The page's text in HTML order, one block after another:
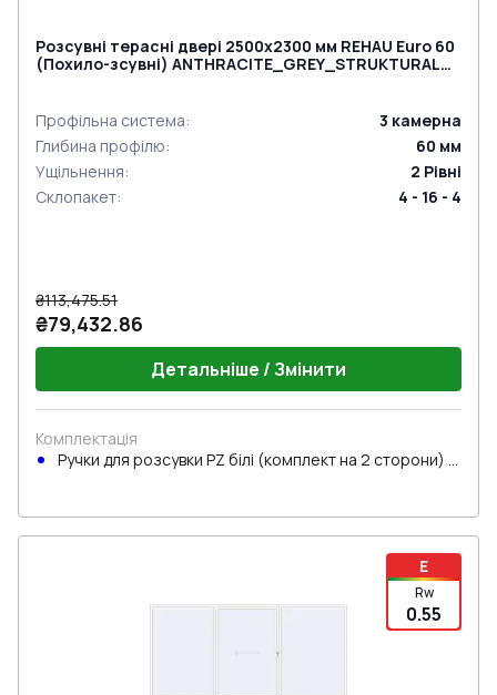
Розсувні терасні двері 2500x2300 мм REHAU Euro 60
(Похило-зсувні) ANTHRACITE_GREY_STRUKTURAL
Профільна система: 3 камерна
Глибина профілю: 60 мм
Ущільнення: 2 Рівні
Склопакет: 4 - 16 - 4
₴113,475.51
₴79,432.86
Детальніше / Змінити
Комплектація
Ручки для розсувки PZ білі (комплект на 2 сторони) з
E
Rw
0.55